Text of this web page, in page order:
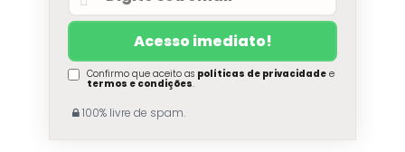
Confirmo que aceito as políticas de privacidadee
termos e condições.
100% livre de spam.